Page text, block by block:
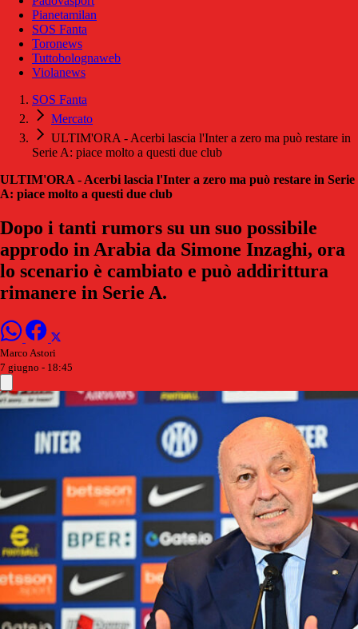
Pianetamilan
SOS Fanta
Toronews
Tuttobolognaweb
Violanews
SOS Fanta
Mercato
ULTIM'ORA - Acerbi lascia l'Inter a zero ma può restare in
Serie A: piace molto a questi due club
ULTIM'ORA - Acerbi lascia l'Inter a zero ma può restare in Serie
A: piace molto a questi due club
Dopo i tanti rumors su un suo possibile
approdo in Arabia da Simone Inzaghi, ora
lo scenario è cambiato e può addirittura
rimanere in Serie A.
Marco Astori
7 giugno - 18:45